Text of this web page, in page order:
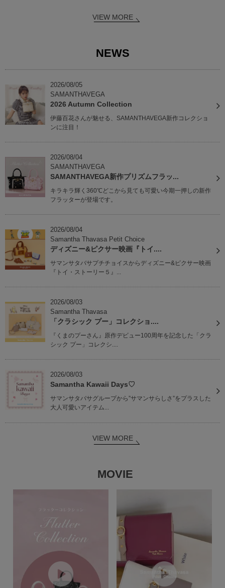
VIEW MORE
NEWS
2026/08/05
SAMANTHAVEGA
2026 Autumn Collection
伊藤百花さんが魅せる、SAMANTHAVEGA新作コレクショ
ンに注目！
2026/08/04
SAMANTHAVEGA
SAMANTHAVEGA新作プリズムフラッ...
キラキラ輝く360℃どこから見ても可愛い今期一押しの新作
フラッターが登場です。
2026/08/04
Samantha Thavasa Petit Choice
ディズニー&ピクサー映画『トイ....
サマンサタバサプチチョイスからディズニー&ピクサー映画
『トイ・ストーリー５』...
2026/08/03
Samantha Thavasa
「クラシック プー」コレクショ....
『くまのプーさん』原作デビュー100周年を記念した「クラ
シック プー」コレクシ....
2026/08/03
Samantha Kawaii Days♡
サマンサタバサグループから”サマンサらしさ”をプラスした
大人可愛いアイテム...
VIEW MORE
MOVIE